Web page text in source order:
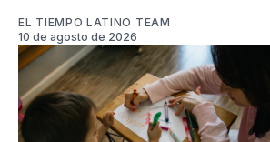
EL TIEMPO LATINO TEAM
10 de agosto de 2026